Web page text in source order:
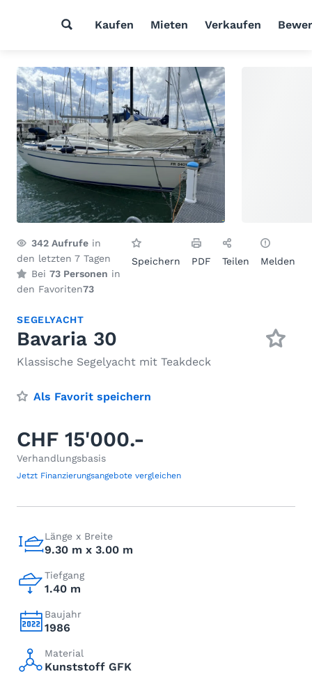
Kaufen Mieten Verkaufen
342 Aufrufe in
den letzten 7 Tagen
Bei 73 Personen in
den Favoriten73
Speichern PDF Teilen Melden
SEGELYACHT
Bavaria 30
Klassische Segelyacht mit Teakdeck
Als Favorit speichern
CHF 15'000.-
Verhandlungsbasis
Jetzt Finanzierungsangebote vergleichen
Länge x Breite
9.30 m x 3.00 m
Tiefgang
1.40 m
Baujahr
1986
Material
Kunststoff GFK